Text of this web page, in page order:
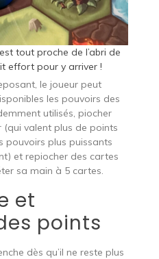
tout proche de l’abri de
effort pour y arriver !
le joueur peut
les pouvoirs des
utilisés, piocher
(qui valent plus de points
pouvoirs plus puissants
et repiocher des cartes
sa main à 5 cartes.
et
points
dès qu’il ne reste plus